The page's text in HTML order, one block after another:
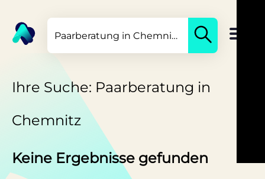
Ihre Suche: Paarberatung in
Chemnitz
Keine Ergebnisse gefunden